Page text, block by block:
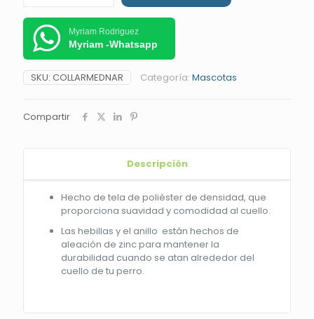
Myriam Rodriguez
Myriam -Whatsapp
SKU: COLLARMEDNAR Categoría: Mascotas
Compartir
Descripción
Hecho de tela de poliéster de densidad, que
proporciona suavidad y comodidad al cuello.
Las hebillas y el anillo están hechos de
aleación de zinc para mantener la
durabilidad cuando se atan alrededor del
cuello de tu perro.